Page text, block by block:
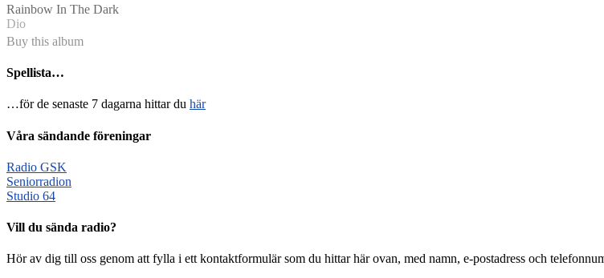
Rainbow In The Dark
Dio
Buy this album
Spellista…
…för de senaste 7 dagarna hittar du här
Våra sändande föreningar
Radio GSK
Seniorradion
Studio 64
Vill du sända radio?
Hör av dig till oss genom att fylla i ett kontaktformulär som du hittar här ovan, med namn, e-postadress och